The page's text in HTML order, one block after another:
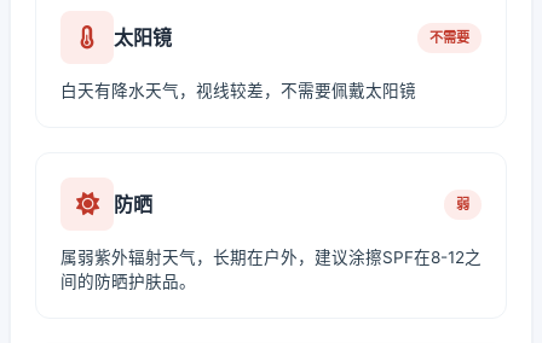
太阳镜 不需要
白天有降水天气，视线较差，不需要佩戴太阳镜
防晒 弱
属弱紫外辐射天气，长期在户外，建议涂擦SPF在8-12之
间的防晒护肤品。